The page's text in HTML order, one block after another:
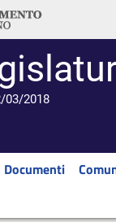
03/2018
Documenti